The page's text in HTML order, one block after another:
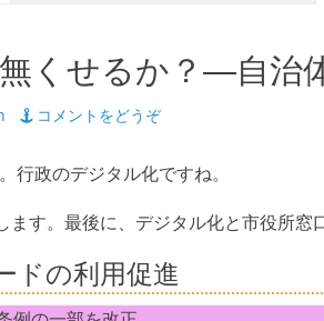
くせるか？―自治
コメントをどうぞ
政のデジタル化ですね。
す。最後に、デジタル化と市役所窓
ドの利用促進